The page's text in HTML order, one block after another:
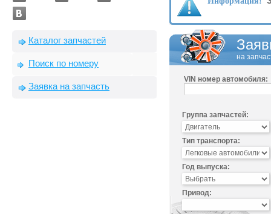
Каталог запчастей
Поиск по номеру
Заявка на запчасть
на
VIN номер автомобиля:
Группа запчастей:
Тип транспорта:
Год выпуска:
Привод: